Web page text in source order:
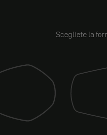
Scegliete la
(sport) Specchio